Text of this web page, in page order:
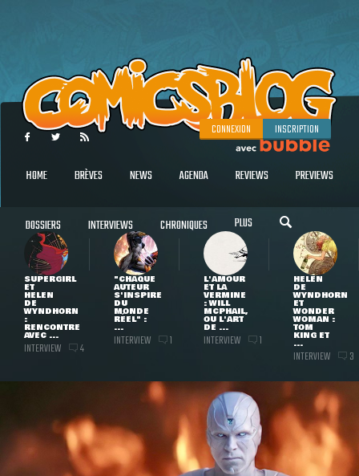
CONNEXION INSCRIPTION
HOME BRÈVES NEWS AGENDA REVIEWS PREVIEWS
DOSSIERS INTERVIEWS CHRONIQUES PLUS
SUPERGIRL
ET
HELEN
DE
WYNDHORN
:
RENCONTRE
AVEC ...
INTERVIEW 4
"CHAQUE
AUTEUR
S'INSPIRE
DU
MONDE
RÉEL" :
...
INTERVIEW 1
L'AMOUR
ET LA
VERMINE
: WILL
MCPHAIL,
OU L'ART
DE ...
INTERVIEW 1
HELEN
DE
WYNDHORN
ET
WONDER
WOMAN :
TOM
KING ET
...
INTERVIEW 3